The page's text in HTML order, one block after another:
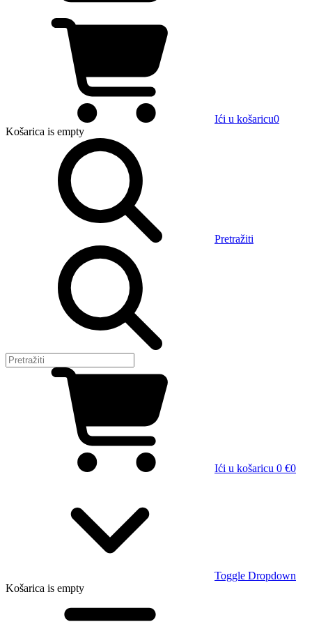
Ići u košaricu0
Košarica is empty
Pretražiti
Ići u košaricu 0 €0
Toggle Dropdown
Košarica is empty